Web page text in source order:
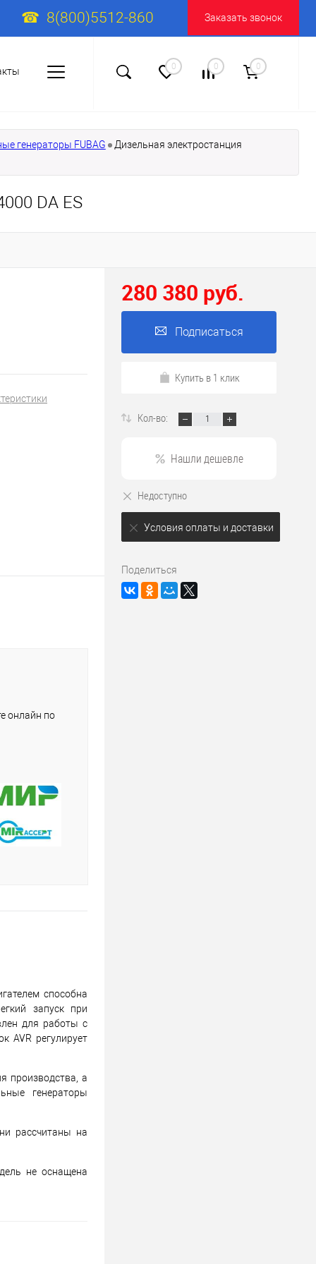
8(800)5512-860 Заказать звонок
0 0 0
генераторы FUBAG Дизельная электростанция
DA ES
онлайн по
способна
запуск при
для работы с
AVR регулирует
производства, а
генераторы
рассчитаны на
не оснащена
280 380 руб.
Подписаться
Купить в 1 клик
Кол-во:
Нашли дешевле
Недоступно
Условия оплаты и доставки
Поделиться